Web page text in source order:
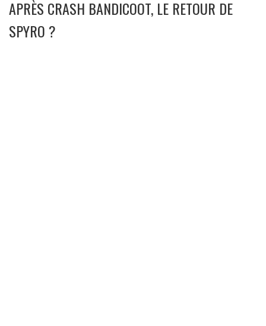
APRÈS CRASH BANDICOOT, LE RETOUR DE
SPYRO ?